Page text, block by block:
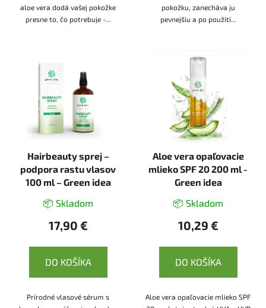
aloe vera dodá vašej pokožke
presne to, čo potrebuje -...
pokožku, zanecháva ju
pevnejšiu a po použití...
Hairbeauty sprej –
podpora rastu vlasov
100 ml – Green idea
📦 Skladom
17,90 €
DO KOŠÍKA
Prírodné vlasové sérum s
Aloe vera opaľovacie
mlieko SPF 20 200 ml -
Green idea
📦 Skladom
10,29 €
DO KOŠÍKA
Aloe vera opaľovacie mlieko SPF